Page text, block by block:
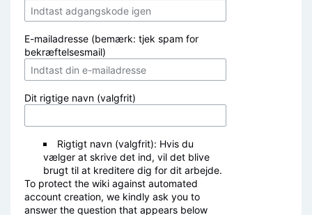
E-mailadresse (bemærk: tjek spam for
bekræftelsesmail)
Dit rigtige navn (valgfrit)
Rigtigt navn (valgfrit): Hvis du
vælger at skrive det ind, vil det blive
brugt til at kreditere dig for dit arbejde.
To protect the wiki against automated
account creation, we kindly ask you to
answer the question that appears below